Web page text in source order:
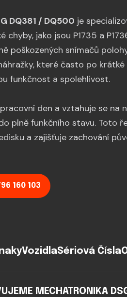
DQ381 / DQ500 je
jako jsou P1735 a
poškozených snímačů
které často po
funkčnost a spolehlivost.
den a vztahuje se na
plně funkčního stavu. Toto
a zajišťuje zachování
160 103
VozidlaSériová Čísla
MECHATRONIKA